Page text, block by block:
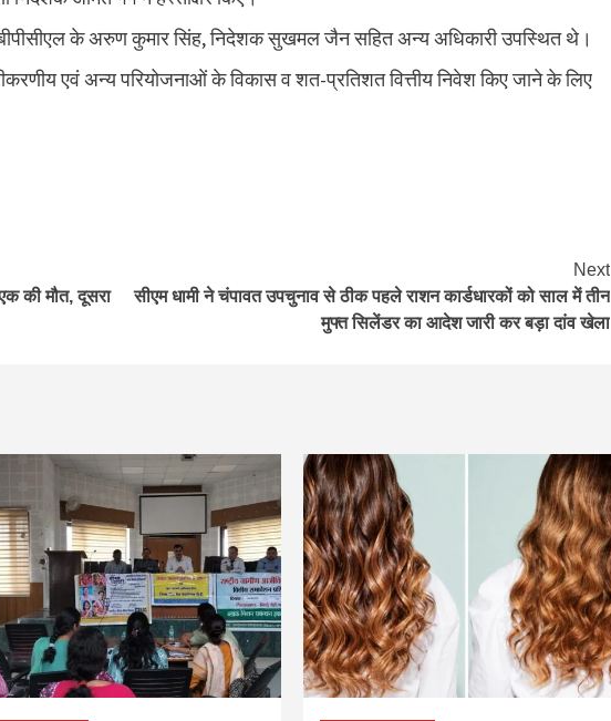
के अरुण कुमार सिंह, निदेशक सुखमल जैन सहित अन्य अधिकारी उपस्थित थे।
एवं अन्य परियोजनाओं के विकास व शत-प्रतिशत वित्तीय निवेश किए जाने के लिए
की मौत, दूसरा
Next
सीएम धामी ने चंपावत उपचुनाव से ठीक पहले राशन कार्डधारकों को साल में तीन
मुफ्त सिलेंडर का आदेश जारी कर बड़ा दांव खेला